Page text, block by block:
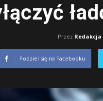
Przez Redakcja
Podziel się na Facebooku